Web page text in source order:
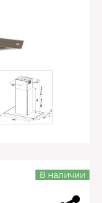
В наличии